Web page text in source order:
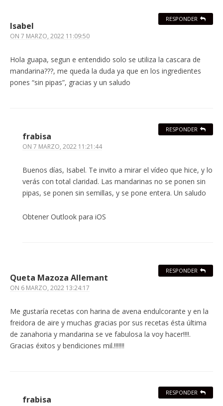
Isabel
ON 7 MARZO, 2022 11:09:50
Hola guapa, segun e entendido solo se utiliza la cascara de
mandarina???, me queda la duda ya que en los ingredientes
pones “sin pipas”, gracias y un saludo
RESPONDER
frabisa
ON 7 MARZO, 2022 11:21:44
Buenos días, Isabel. Te invito a mirar el vídeo que hice, y lo
verás con total claridad. Las mandarinas no se ponen sin
pipas, se ponen sin semillas, y se pone entera. Un saludo
Obtener Outlook para iOS
RESPONDER
Queta Mazoza Allemant
ON 6 MARZO, 2022 13:24:17
Me gustaría recetas con harina de avena endulcorante y en la
freidora de aire y muchas gracias por sus recetas ésta última
de zanahoria y mandarina se ve fabulosa la voy hacer!!!!.
Gracias éxitos y bendiciones mil.!!!!!!!
RESPONDER
frabisa
RESPONDER